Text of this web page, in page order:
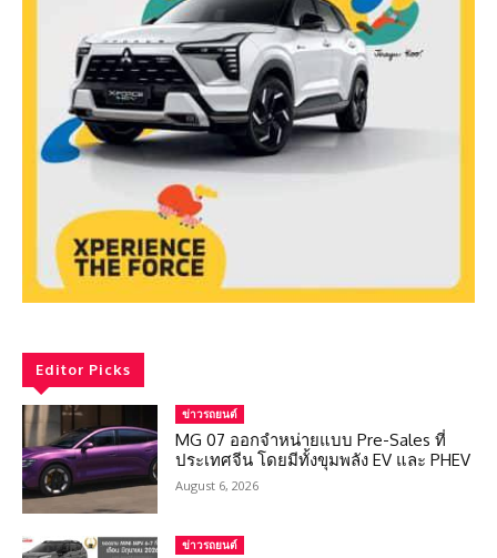
Editor Picks
ข่าวรถยนต์
MG 07 ออกจำหน่ายแบบ Pre-Sales ที่
ประเทศจีน โดยมีทั้งขุมพลัง EV และ PHEV
August 6, 2026
ข่าวรถยนต์